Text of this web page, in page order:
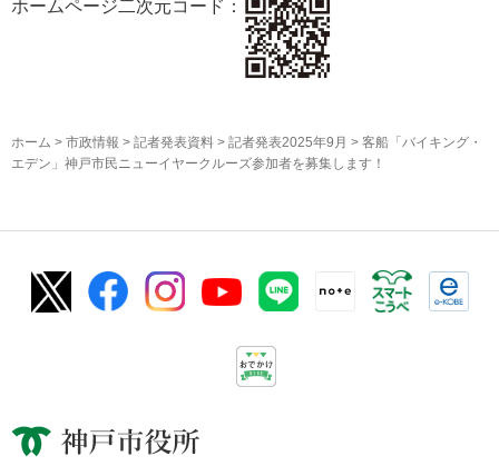
ホームページ二次元コード：
ホーム > 市政情報 > 記者発表資料 > 記者発表2025年9月 > 客船「バイキング・
エデン」神戸市民ニューイヤークルーズ参加者を募集します！
神戸市役所